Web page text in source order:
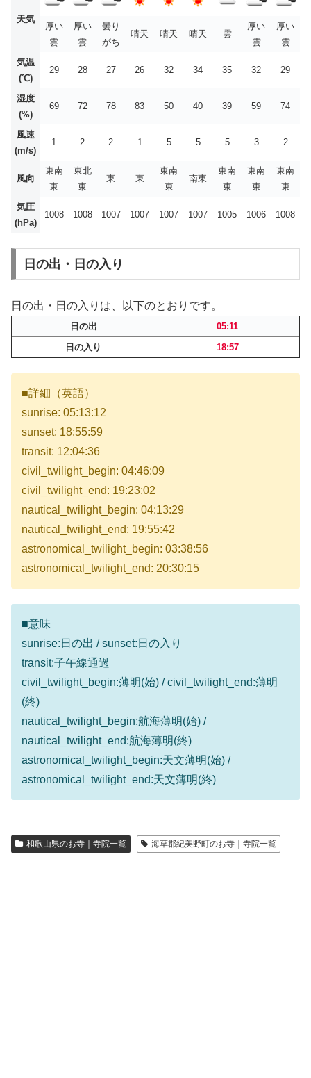
天気
厚い
雲
厚い
雲
曇り
がち
晴天 晴天 晴天 雲
厚い
雲
厚い
雲
気温
(℃)
29 28 27 26 32 34 35 32 29
湿度
(%)
69 72 78 83 50 40 39 59 74
風速
(m/s)
1 2 2 1 5 5 5 3 2
風向
東南
東
東北
東
東 東
東南
東
南東
東南
東
東南
東
東南
東
気圧
(hPa)
1008 1008 1007 1007 1007 1007 1005 1006 1008
日の出・日の入り
日の出・日の入りは、以下のとおりです。
日の出
05:11
日の入り
18:57
■詳細（英語）
sunrise: 05:13:12
sunset: 18:55:59
transit: 12:04:36
civil_twilight_begin: 04:46:09
civil_twilight_end: 19:23:02
nautical_twilight_begin: 04:13:29
nautical_twilight_end: 19:55:42
astronomical_twilight_begin: 03:38:56
astronomical_twilight_end: 20:30:15
■意味
sunrise:日の出 / sunset:日の入り
transit:子午線通過
civil_twilight_begin:薄明(始) / civil_twilight_end:薄明
(終)
nautical_twilight_begin:航海薄明(始) /
nautical_twilight_end:航海薄明(終)
astronomical_twilight_begin:天文薄明(始) /
astronomical_twilight_end:天文薄明(終)
和歌山県のお寺｜寺院一覧 海草郡紀美野町のお寺｜寺院一覧